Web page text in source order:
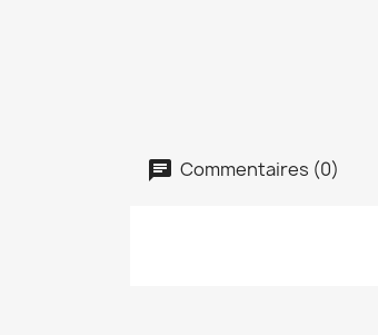
Commentaires (0)